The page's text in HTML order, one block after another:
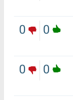
0
0
0
0